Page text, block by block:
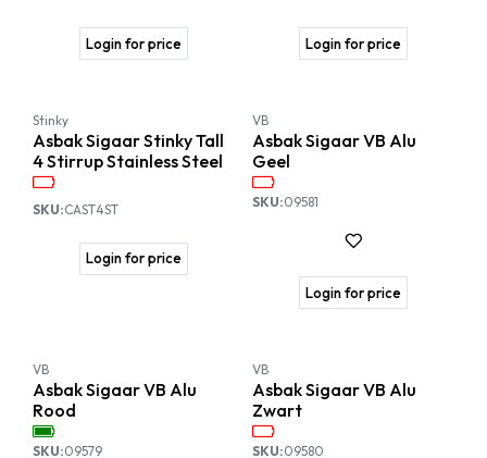
Login for price Login for price
Stinky
Asbak Sigaar Stinky Tall
4 Stirrup Stainless Steel
SKU:CAST4ST
Login for price
VB
Asbak Sigaar VB Alu
Geel
SKU:09581
Login for price
VB
Asbak Sigaar VB Alu
Rood
SKU:09579
VB
Asbak Sigaar VB Alu
Zwart
SKU:09580